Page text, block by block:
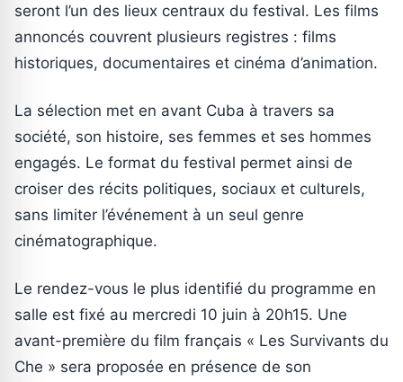
seront l’un des lieux centraux du festival. Les films
annoncés couvrent plusieurs registres : films
historiques, documentaires et cinéma d’animation.
La sélection met en avant Cuba à travers sa
société, son histoire, ses femmes et ses hommes
engagés. Le format du festival permet ainsi de
croiser des récits politiques, sociaux et culturels,
sans limiter l’événement à un seul genre
cinématographique.
Le rendez-vous le plus identifié du programme en
salle est fixé au mercredi 10 juin à 20h15. Une
avant-première du film français « Les Survivants du
Che » sera proposée en présence de son